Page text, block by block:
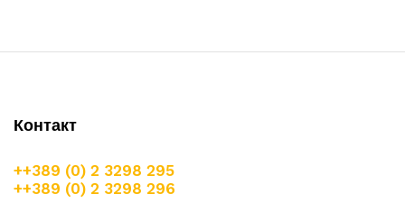
Контакт
++389 (0) 2 3298 295
++389 (0) 2 3298 296